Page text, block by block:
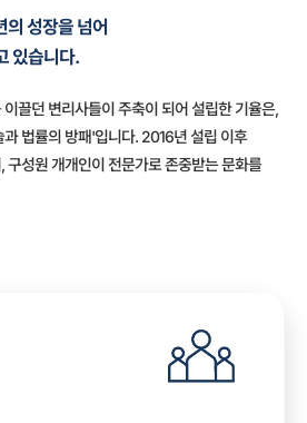
성장을 넘어
있습니다.
끌던 변리사들이 주축이 되어 설립한 기율은,
법률의 방패'입니다. 2016년 설립 이후
구성원 개개인이 전문가로 존중받는 문화를